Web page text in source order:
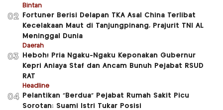
Bintan
02
Fortuner Berisi Delapan TKA Asal China Terlibat
Kecelakaan Maut di Tanjungpinang, Prajurit TNI AL
Meninggal Dunia
Daerah
03
Heboh! Pria Ngaku-Ngaku Keponakan Gubernur
Kepri Aniaya Staf dan Ancam Bunuh Pejabat RSUD
RAT
Headline
04
Pelantikan “Berdua” Pejabat Rumah Sakit Picu
Sorotan: Suami Istri Tukar Posisi